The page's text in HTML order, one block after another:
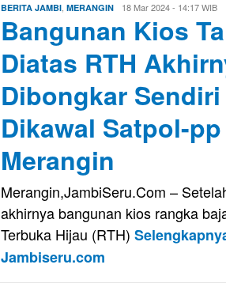
BERITA JAMBI MERANGIN Edo
Guntara
18 Mar 2024 - 14:17 WIB
Bangunan Kios
Diatas RTH
Dibongkar
Dikawal Satpol-pp
Merangin
Merangin,JambiSeru.Com –
akhirnya bangunan kios rangka
Terbuka Hijau (RTH)
Jambiseru.com